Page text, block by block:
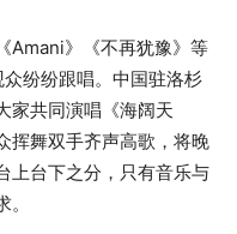
Amani》《不再犹豫》等
纷纷跟唱。中国驻洛杉
家共同演唱《海阔天
挥舞双手齐声高歌，将晚
上台下之分，只有音乐与